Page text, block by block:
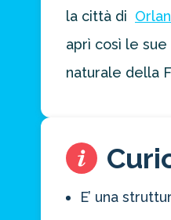
la città di
aprì così le
naturale della
E’ una